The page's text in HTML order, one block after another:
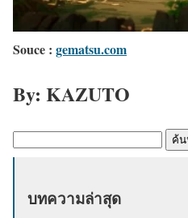
Souce : gematsu.com
By: KAZUTO
ค้
น
บทความล่าสุด